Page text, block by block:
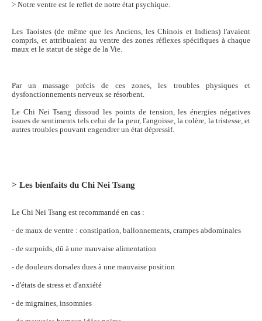
> Notre ventre est le reflet de notre état psychique.
Les Taoistes (de même que les Anciens, les Chinois et Indiens)l'avaient
compris, et attribuaient au ventre des zones réflexes spécifiques à chaque
maux et le statut de siège de la Vie.
Par un massage précis de ces zones, les troubles physiques et
dysfonctionnements nerveux se résorbent.
Le Chi Nei Tsang dissoud les points de tension, les énergies négatives
issues de sentiments tels celui de la peur, l'angoisse, la colère, la tristesse, et
autres troubles pouvant engendrer un état dépressif.
> Les bienfaits du Chi Nei Tsang
Le Chi Nei Tsang est recommandé en cas :
- de maux de ventre : constipation, ballonnements, crampes abdominales
- de surpoids, dû à une mauvaise alimentation
- de douleurs dorsales dues à une mauvaise position
- d'états de stress et d'anxiété
- de migraines, insomnies